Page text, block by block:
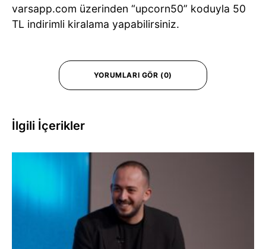
varsapp.com üzerinden “upcorn50” koduyla 50
TL indirimli kiralama yapabilirsiniz.
YORUMLARI GÖR (0)
İlgili İçerikler